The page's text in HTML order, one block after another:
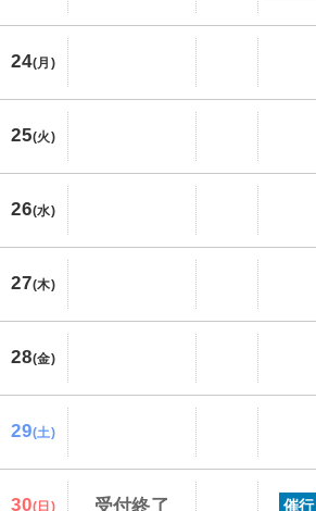
24(月)
25(火)
26(水)
27(木)
28(金)
29(土)
30(日) 受付終了 催行